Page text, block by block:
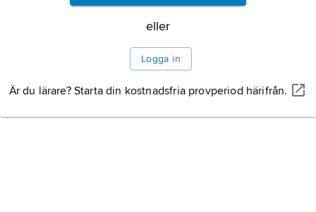
eller
Logga in
Är du lärare? Starta din kostnadsfria provperiod härifrån.